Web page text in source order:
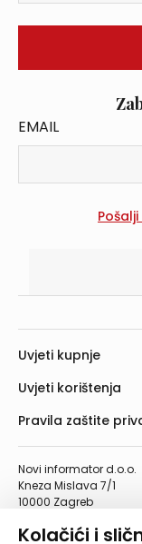
Kolačići i
EMAIL
Novi informator d.o.o.
Kneza Mislava 7/1
10000 Zagreb
Telefaks: 01/4612-553
Uvjeti kupnje
Uvjeti korištenja
Pravila zaštite